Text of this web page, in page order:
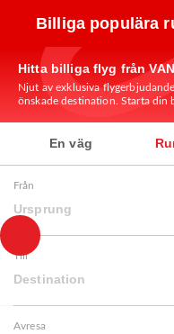
Billiga populära
Hitta billiga flyg från
Njut av exklusiva
önskade destination. Starta din
En väg
Från
Ursprung
Till
Destination
Avresa